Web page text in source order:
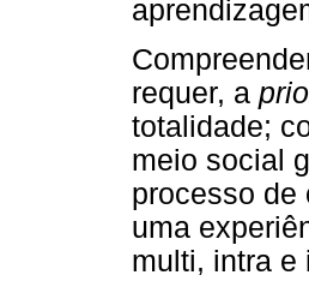
requer, a
totalidade;
meio social
processo de
uma
multi, intra e